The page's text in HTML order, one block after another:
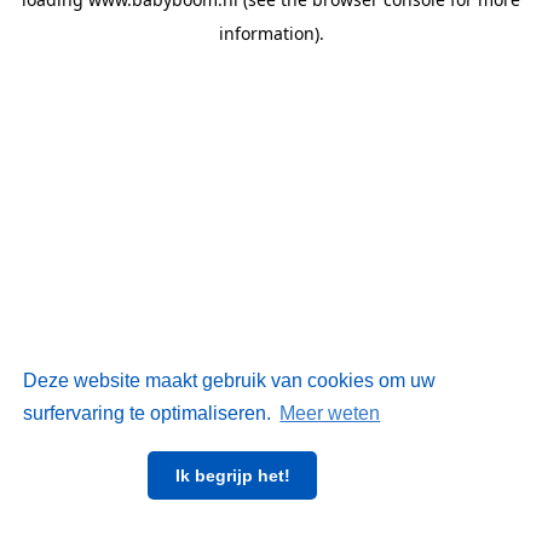
Deze website maakt gebruik van cookies om uw
surfervaring te optimaliseren. Meer weten
Ik begrijp het!
information).